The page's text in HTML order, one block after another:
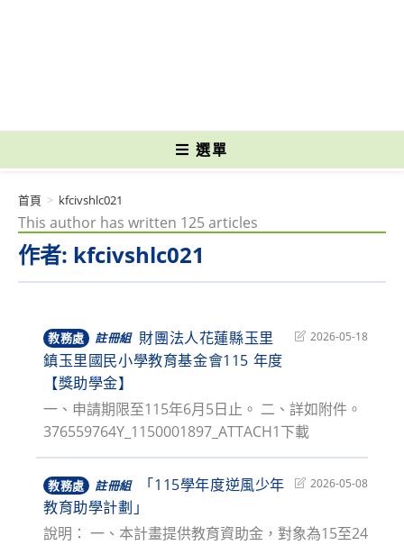
選單
作者: kfcivshlc021
This author has written 125 articles
首頁 > kfcivshlc021
教務處 註冊組 財團法人花蓮縣玉里
鎮玉里國民小學教育基金會115 年度
【獎助學金】
Post2026-05-18
一、申請期限至115年6月5日止。 二、詳如附件。
376559764Y_1150001897_ATTACH1下載
教務處 註冊組
「115學年度逆風少年
教育助學計劃」
Post
modified:
2026-05-08
說明： 一、本計畫提供教育資助金，對象為15至24